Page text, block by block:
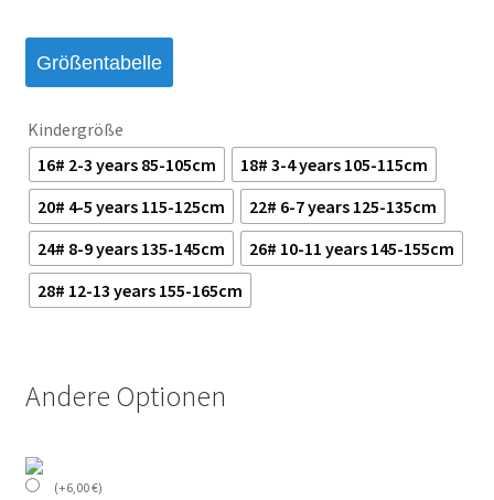
Größentabelle
Kindergröße
16# 2-3 years 85-105cm
18# 3-4 years 105-115cm
20# 4-5 years 115-125cm
22# 6-7 years 125-135cm
24# 8-9 years 135-145cm
26# 10-11 years 145-155cm
28# 12-13 years 155-165cm
Andere Optionen
(+6,00€)